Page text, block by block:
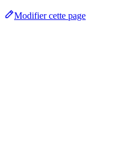
Modifier cette page